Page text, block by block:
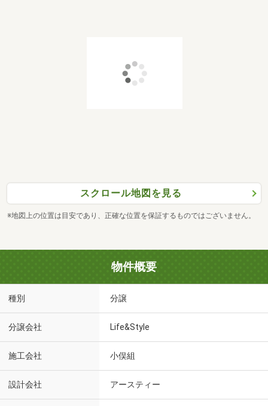
スクロール地図を見る
※地図上の位置は目安であり、正確な位置を保証するものではございません。
物件概要
種別 分譲
分譲会社 Life&Style
施工会社 小俣組
設計会社 アースティー